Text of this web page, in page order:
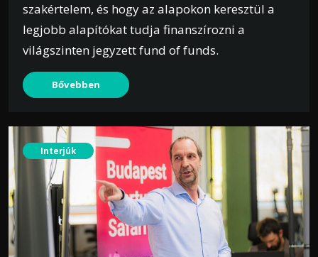
szakértelem, és hogy az alapokon keresztül a
legjobb alapítókat tudja finanszírozni a
világszinten jegyzett fund of funds.
Bővebben
Interjúk